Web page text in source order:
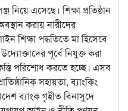
এসেছে। শিক্ষা প্রতিষ্ঠান
করায় নারীদের
শিক্ষা পদ্ধতিতে মা হিসেবে
পূর্বে নিযুক্ত করা
পরিশোধ করতে হচ্ছে। এসব
সহায়তা, ব্যাংকিং
ব্যাংক গৃহীত বিনাসুদে